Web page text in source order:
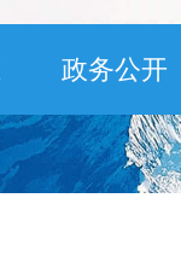
政务公开